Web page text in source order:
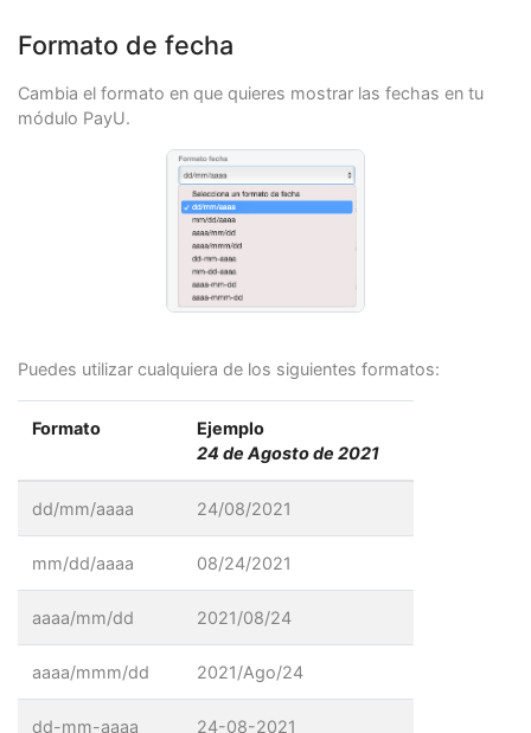
Formato de fecha
Cambia el formato en que quieres mostrar las fechas en tu
módulo PayU.
Puedes utilizar cualquiera de los siguientes formatos:
Formato
Ejemplo
24 de Agosto de 2021
dd/mm/aaaa 24/08/2021
mm/dd/aaaa 08/24/2021
aaaa/mm/dd 2021/08/24
aaaa/mmm/dd 2021/Ago/24
dd-mm-aaaa 24-08-2021